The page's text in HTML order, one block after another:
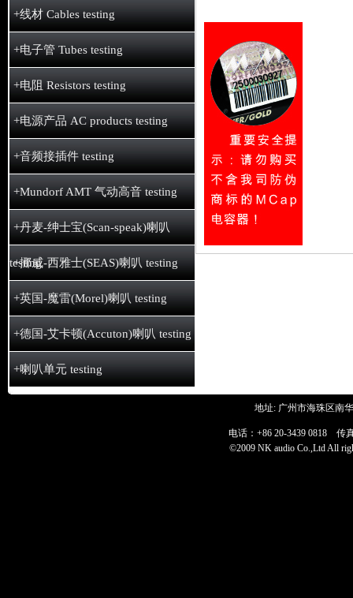
+线材 Cables testing
+电子管 Tubes testing
+电阻 Resistors testing
+电源产品 AC products testing
+音频接插件 testing
+Mundorf AMT 气动高音 testing
+丹麦-绅士宝(Scan-speak)喇叭
testing
+挪威-西雅士(SEAS)喇叭 testing
+英国-魔雷(Morel)喇叭 testing
+德国-艾卡顿(Accuton)喇叭 testing
+喇叭单元 testing
地址: 广州市海珠区南
电话：+86 20-3439 0818 传
©2009 NK audio Co.,Ltd All